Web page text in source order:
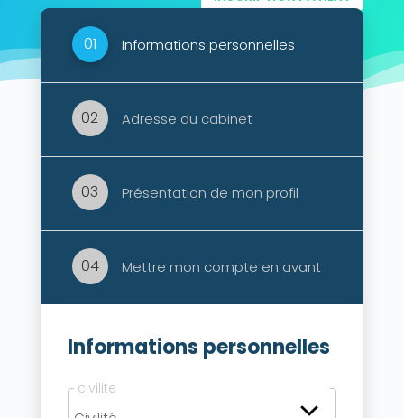
01 Informations personnelles
02 Adresse du cabinet
03 Présentation de mon profil
04 Mettre mon compte en avant
Informations personnelles
civilite